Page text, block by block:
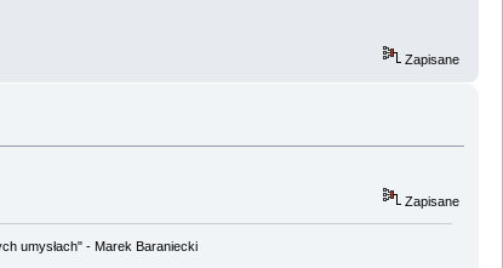
Zapisane
Zapisane
umysłach" - Marek Baraniecki